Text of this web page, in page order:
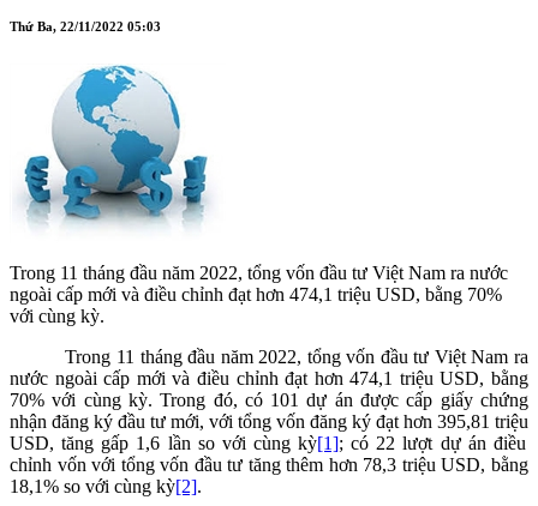
Thứ Ba, 22/11/2022 05:03
Trong 11 tháng đầu năm 2022, tổng vốn đầu tư Việt Nam ra nước
ngoài cấp mới và điều chỉnh đạt hơn 474,1 triệu USD, bằng 70%
với cùng kỳ.
Trong 11 tháng đầu năm 2022, tổng vốn đầu tư Việt Nam ra
nước ngoài cấp mới và điều chỉnhđạt hơn 474,1 triệu USD, bằng
70% với cùng kỳ. Trong đó, có 101 dự án được cấp giấy chứng
nhận đăng ký đầu tư mới, với tổng vốn đăng ký đạt hơn 395,81 triệu
USD, tăng gấp 1,6 lần so với cùng kỳ[1];có 22 lượt dự án điều
chỉnh vốn với tổng vốn đầu tư tăng thêm hơn 78,3 triệu USD, bằng
18,1% so với cùng kỳ[2].